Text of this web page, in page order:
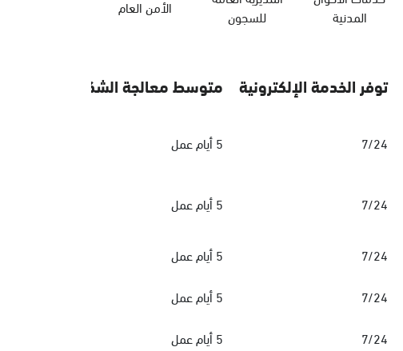
المدنية
للسجون
الأمن العام
توفر الخدمة الإلكترونية متوسط معالجة الشكاوي
7/24 5 أيام عمل
7/24 5 أيام عمل
7/24
5 أيام عمل
7/24
5 أيام عمل
7/24
5 أيام عمل